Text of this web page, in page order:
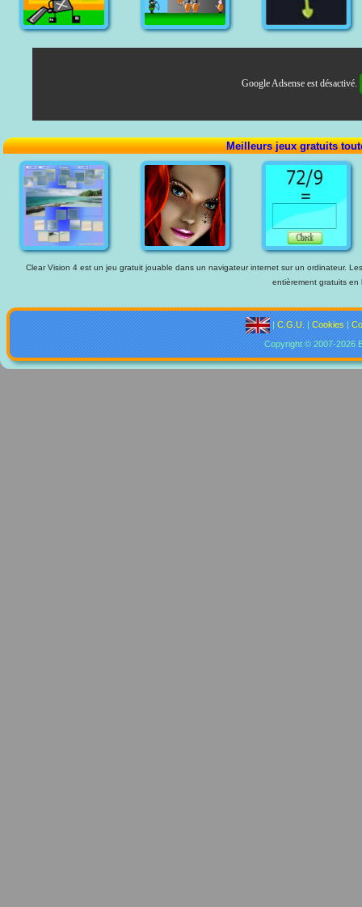
Google Adsense est désactivé.
Meilleurs jeux gratuits
Clear Vision 4 est un jeu gratuit jouable dans un navigateur internet sur un ordinateur.
entièrement gratuits en
|C.G.U.|Cookies|
Copyright © 2007-2026